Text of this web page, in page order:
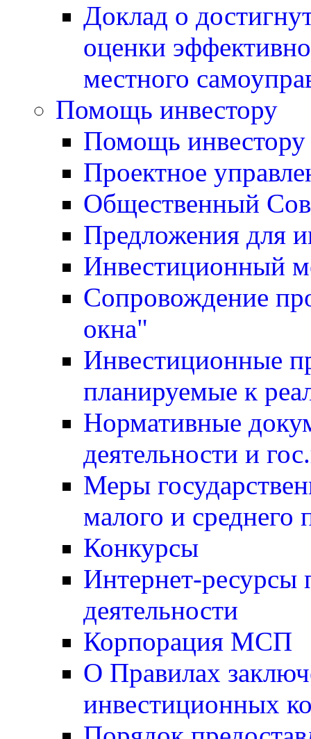
Доклад о
оценки
местного
Помощь инвестору
Помощь инвестору
Проектное
Общественный
Предложения для
Инвестиционный
Сопровождение
окна"
Инвестиционные
планируемые к
Нормативные
деятельности и
Меры
малого и среднего
Конкурсы
Интернет-ресурсы
деятельности
Корпорация МСП
О Правилах
инвестиционных